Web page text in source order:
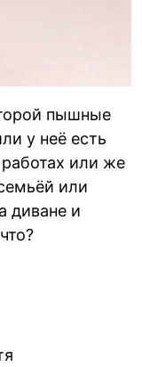
пышные
у неё есть
или же
или
диване и